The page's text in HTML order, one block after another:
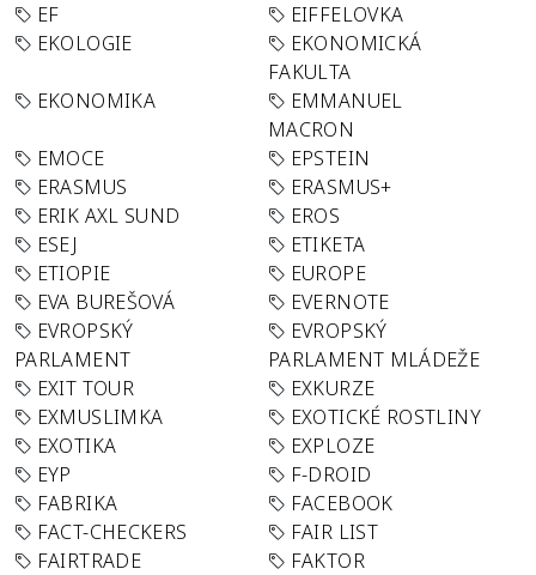
EF
EIFFELOVKA
EKOLOGIE
EKONOMICKÁ
FAKULTA
EKONOMIKA
EMMANUEL
MACRON
EMOCE
EPSTEIN
ERASMUS
ERASMUS+
ERIK AXL SUND
EROS
ESEJ
ETIKETA
ETIOPIE
EUROPE
EVA BUREŠOVÁ
EVERNOTE
EVROPSKÝ
PARLAMENT
EVROPSKÝ
PARLAMENT MLÁDEŽE
EXIT TOUR
EXKURZE
EXMUSLIMKA
EXOTICKÉ ROSTLINY
EXOTIKA
EXPLOZE
EYP
F-DROID
FABRIKA
FACEBOOK
FACT-CHECKERS
FAIR LIST
FAIRTRADE
FAKTOR